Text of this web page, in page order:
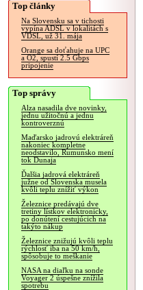
Top články
Na Slovensku sa v tichosti
vypína ADSL v lokalitách s
VDSL, už 31. mája
Orange sa doťahuje na UPC
a O2, spustí 2.5 Gbps
pripojenie
Top správy
Alza nasadila dve novinky,
jednu užitočnú a jednu
kontroverznú
Maďarsko jadrovú elektráreň
nakoniec kompletne
neodstavilo, Rumunsko mení
tok Dunaja
Ďalšia jadrová elektráreň
južne od Slovenska musela
kvôli teplu znížiť výkon
Železnice predávajú dve
tretiny lístkov elektronicky,
po donútení cestujúcich na
takýto nákup
Železnice znižujú kvôli teplu
rýchlosť iba na 50 km/h,
spôsobuje to meškanie
NASA na diaľku na sonde
Voyager 2 úspešne znížila
spotrebu